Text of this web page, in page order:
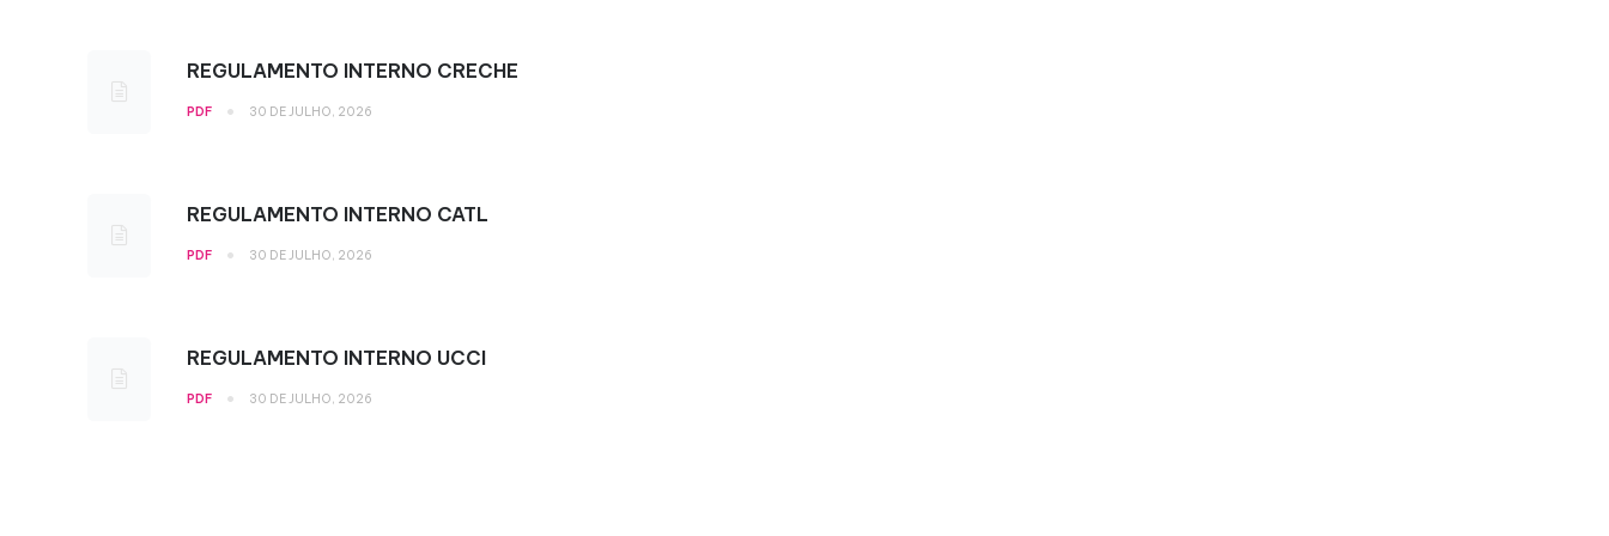
REGULAMENTO INTERNO CRECHE
PDF • 30 DE JULHO, 2026
REGULAMENTO INTERNO CATL
PDF • 30 DE JULHO, 2026
REGULAMENTO INTERNO UCCI
PDF • 30 DE JULHO, 2026